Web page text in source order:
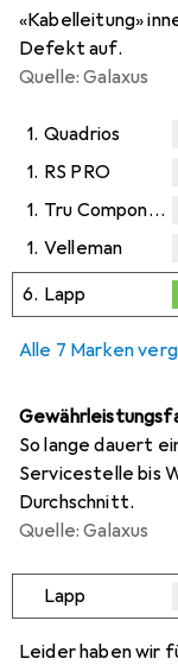
«Kabelleitung»
Defekt auf.
Quelle: Galaxus
1. Quadrios
1. RS PRO
1. Tru Components
1. Velleman
6. Lapp
0,1%
Alle 7 Marken
So lange dauert
Servicestelle bis
Durchschnitt.
Quelle: Galaxus
Lapp
Leider haben wir